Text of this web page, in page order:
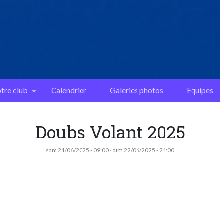
club Calendrier Galeries photos Equipes
Doubs Volant 2025
sam 21/06/2025 - 09:00- dim 22/06/2025 - 21:00